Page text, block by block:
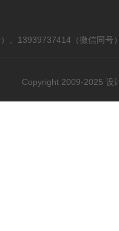
、13939737414（微信同号
Copyright 2009-2025 设